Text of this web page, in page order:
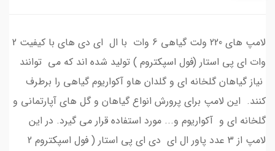
لامپ های 220 ولت گیاهی 6 وات با ال ای دی های با کیفیت 2
وات ای پی استار (فول اسپکتروم ) تولید شده اند که می توانند
نیاز گیاهان گلخانه ای و گلدان هاو آکواریوم گیاهی را برطرف
کنند. این لامپ برای پرورش انواع گیاهان و گل های آپارتمانی و
گلخانه ای و آکواریوم و... مورد استفاده قرار می گیرد. در این
لامپ از 3 عدد پاور ال ای دی ای پی استار ( فول اسپکتروم 2